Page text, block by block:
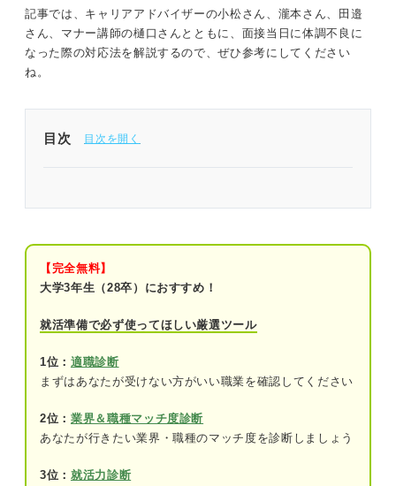
体調不良の不参加が合否に影響することはほと
んどない
体調不良になったときの対応3パターン
記事では、キャリアアドバイザーの小松さん、瀧本さん、田邉
さん、マナー講師の樋口さんとともに、面接当日に体調不良に
なった際の対応法を解説するので、ぜひ参考にしてください
ね。
目次
大前提！ 体調不良にもかかわらず無理をしていく
のはNG
ない
体調不良になったときの対応3パターン
①辞退連絡をする
②日程変更を希望する
【完全無料】
大学3年生（28卒）におすすめ！
就活準備で必ず使ってほしい厳選ツール
1位： 適職診断
まずはあなたが受けない方がいい職業を確認してください
2位： 業界＆職種マッチ度診断
あなたが行きたい業界・職種のマッチ度を診断しましょう
3位： 就活力診断